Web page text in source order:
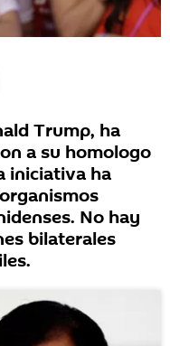
Trump, ha
a su homologo
iniciativa ha
No hay
bilaterales